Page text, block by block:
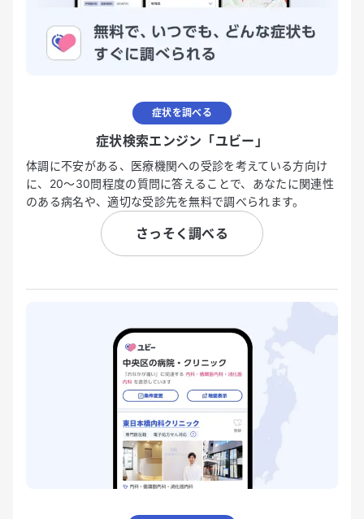
症状を調べる
症状検索エンジン「ユビー」
体調に不安がある、医療機関への受診を考えている方向け
に、20〜30問程度の質問に答えることで、あなたに関連性
のある病名や、適切な受診先を無料で調べられます。
さっそく調べる